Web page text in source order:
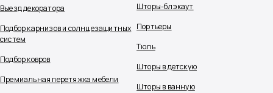
Выезд декоратора
Подбор карнизов и солнцезащитных
систем
Подбор ковров
Премиальная перетяжка мебели
Шторы-блэкаут
Портьеры
Тюль
Шторы в детскую
Шторы в ванную